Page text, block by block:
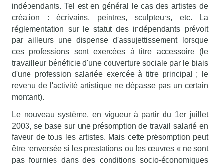
indépendants. Tel est en général le cas des artistes de
création : écrivains, peintres, sculpteurs, etc. La
réglementation sur le statut des indépendants prévoit
par ailleurs une dispense d'assujettissement lorsque
ces professions sont exercées à titre accessoire (le
travailleur bénéficie d'une couverture sociale par le biais
d'une profession salariée exercée à titre principal ; le
revenu de l'activité artistique ne dépasse pas un certain
montant).
Le nouveau système, en vigueur à partir du 1er juillet
2003, se base sur une présomption de travail salarié en
faveur de tous les artistes. Mais cette présomption peut
être renversée si les prestations ou les œuvres « ne sont
pas fournies dans des conditions socio-économiques